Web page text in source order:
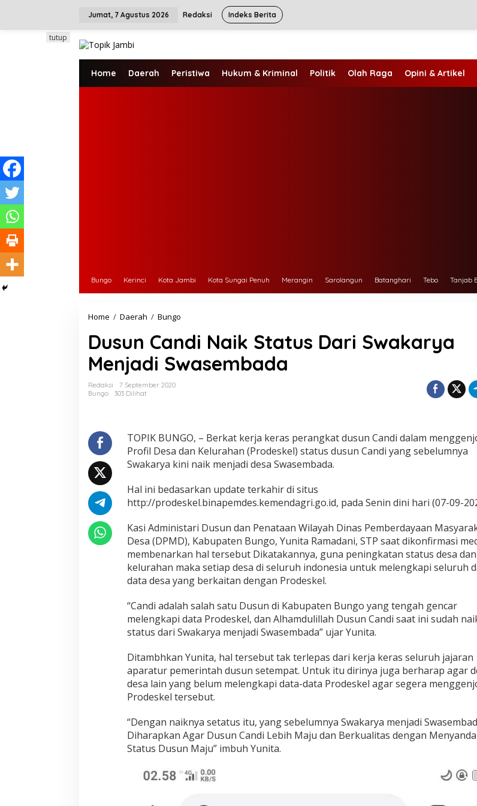
Jumat, 7 Agustus 2026 Redaksi Indeks Berita
Home Daerah Peristiwa Hukum & Kriminal Politik Olah Raga Opini & Artikel
Bungo Kerinci Kota Jambi Kota Sungai Penuh Merangin Sarolangun Batanghari Tebo Tanjab
tutup
Home / Daerah / Bungo
s
u
n
C
a
i
k
S
a
t
D
a
r
i
w
k
a
r
a
M
e
n
j
d
i
S
w
s
e
Dusun Candi Naik Status Dari Swakarya
Menjadi Swasembada
Redaksi
7 September 2020
Bungo
303 Dilihat
TOPIK BUNGO, – Berkat kerja keras perangkat dusun Candi dalam
Profil Desa dan Kelurahan (Prodeskel) status dusun Candi yang sebelumnya
Swakarya kini naik menjadi desa Swasembada.
Hal ini bedasarkan update terkahir di situs
http://prodeskel.binapemdes.kemendagri.go.id, pada Senin dini hari (07-09-
Kasi Administari Dusun dan Penataan Wilayah Dinas Pemberdayaan
Desa (DPMD), Kabupaten Bungo, Yunita Ramadani, STP saat dikonfirmasi
membenarkan hal tersebut Dikatakannya, guna peningkatan status desa dan
kelurahan maka setiap desa di seluruh indonesia untuk melengkapi seluruh
data desa yang berkaitan dengan Prodeskel.
“Candi adalah salah satu Dusun di Kabupaten Bungo yang tengah gencar
melengkapi data Prodeskel, dan Alhamdulillah Dusun Candi saat ini sudah
status dari Swakarya menjadi Swasembada” ujar Yunita.
Ditambhkan Yunita, hal tersebut tak terlepas dari kerja keras seluruh jajaran
aparatur pemerintah dusun setempat. Untuk itu dirinya juga berharap agar
desa lain yang belum melengkapi data-data Prodeskel agar segera
Prodeskel tersebut.
“Dengan naiknya setatus itu, yang sebelumnya Swakarya menjadi
Diharapkan Agar Dusun Candi Lebih Maju dan Berkualitas dengan
Status Dusun Maju” imbuh Yunita.